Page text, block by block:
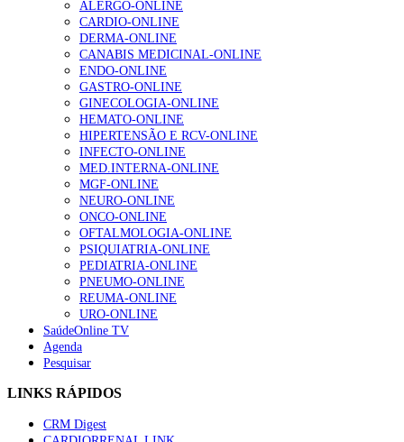
os da gripe.
O estudo hispano suíço não foi ainda publicado em revista científicas,
mas foi na rede especializada medRxiv, um arquivo de manuscritos
médicos ainda não revistos por outros cientistas, que está ligada à
norte-americana Univers.
gesto conta e cada profissional faz a diferença”
202 visualizações
Alguns milhares de utentes podem ficar sem médico de
família com nova regras do registo, alerta associação
155 visualizações
1.º Episódio do Podcast “Frequência Cardio – Sintoniza-
te na Insuficiência Cardíaca” da Bayer
99 visualizações
“Os programas de rastreio do cancro do pulmão são
custo-efetivos e representam um investimento
sustentável para os sistemas de saúde”
88 visualizações
Quase quatro em cada dez doentes com enfarte
86 visualizações
ALERGO-ONLINE
CARDIO-ONLINE
DERMA-ONLINE
CANABIS MEDICINAL-ONLINE
ENDO-ONLINE
GASTRO-ONLINE
GINECOLOGIA-ONLINE
HEMATO-ONLINE
HIPERTENSÃO E RCV-ONLINE
INFECTO-ONLINE
MED.INTERNA-ONLINE
MGF-ONLINE
NEURO-ONLINE
ONCO-ONLINE
OFTALMOLOGIA-ONLINE
PSIQUIATRIA-ONLINE
PEDIATRIA-ONLINE
PNEUMO-ONLINE
REUMA-ONLINE
URO-ONLINE
SaúdeOnline TV
Agenda
Pesquisar
LINKS RÁPIDOS
CRM Digest